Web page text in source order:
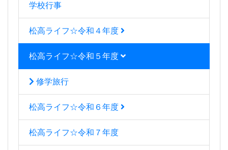
学校行事
松高ライフ☆令和４年度
松高ライフ☆令和５年度
修学旅行
松高ライフ☆令和６年度
松高ライフ☆令和７年度